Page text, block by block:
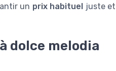
un prix habituel juste et
dolce melodia